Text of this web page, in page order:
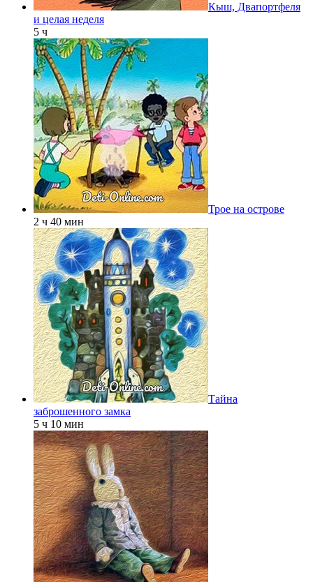
Кыш, Двапортфеля
и целая неделя
5 ч
Трое на острове
2 ч 40 мин
Тайна
заброшенного замка
5 ч 10 мин